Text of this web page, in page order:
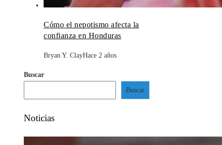
Cómo el nepotismo afecta la
confianza en Honduras
Bryan Y. ClayHace 2 años
Buscar
Buscar
Noticias